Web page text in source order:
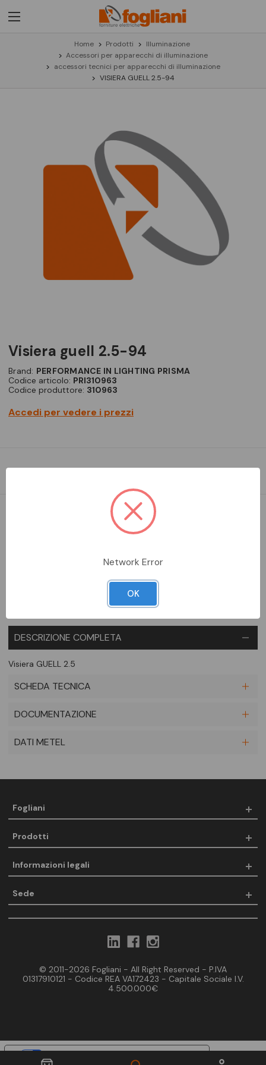
Home Prodotti
Illuminazione
Accessori per apparecchi di illuminazione
accessori tecnici per apparecchi di illuminazione
VISIERA GUELL 2.5-94
visiera guell 2.5-94
Brand: PERFORMANCE IN LIGHTING PRISMA
Codice articolo: PRI310963
Codice produttore: 310963
Accedi per vedere i prezzi
Visiera GUELL 2.5
Aggiungi alla comparazione
DESCRIZIONE COMPLETA
Visiera GUELL 2.5
SCHEDA TECNICA
DOCUMENTAZIONE
DATI METEL
Fogliani
Prodotti
Informazioni legali
Sede
© 2011-2026 Fogliani - All Right Reserved - P.IVA
01317910121 - Codice REA VA172423 - Capitale Sociale I.V.
4.500.000€
Network Error
OK